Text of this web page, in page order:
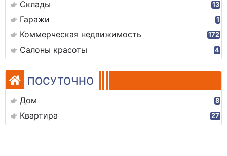
Склады 13
Гаражи 1
Коммерческая недвижимость 172
Салоны красоты 4
ПОСУТОЧНО
Дом 8
Квартира 27